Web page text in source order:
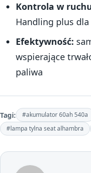
Kontrola w
Handling plus
Efektywność:
wspierające
paliwa
Tagi: #akumulator 60ah 540a
#lampa tylna seat alhambra